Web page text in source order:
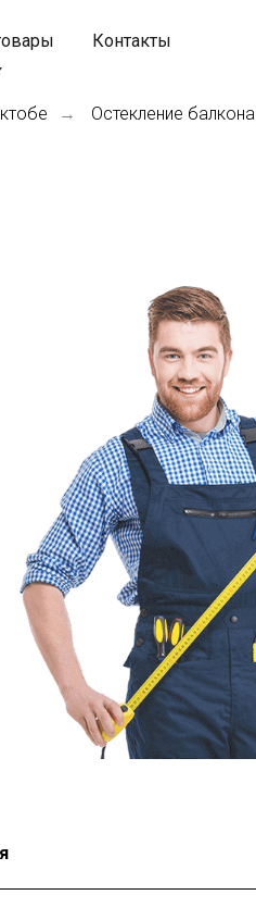
Контакты
→ Остекление балкона